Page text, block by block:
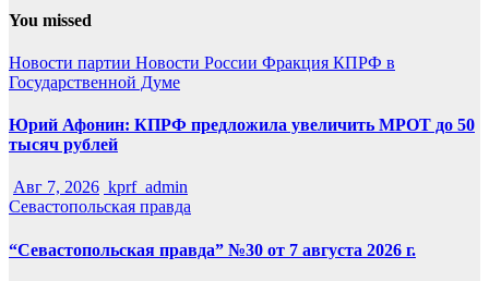
You missed
Новости партии Новости России Фракция КПРФ в
Государственной Думе
Юрий Афонин: КПРФ предложила увеличить МРОТ до 50
тысяч рублей
Авг 7, 2026 kprf_admin
Севастопольская правда
“Севастопольская правда” №30 от 7 августа 2026 г.